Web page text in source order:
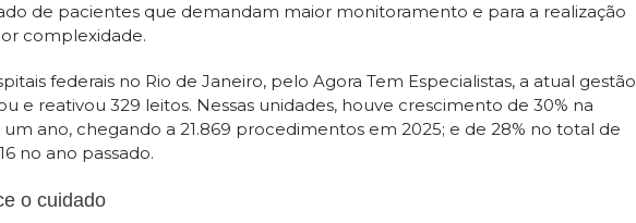
de pacientes que demandam maior monitoramento e para a realização
complexidade.
federais no Rio de Janeiro, pelo Agora Tem Especialistas, a atual gestão
e reativou 329 leitos. Nessas unidades, houve crescimento de 30% na
ano, chegando a 21.869 procedimentos em 2025; e de 28% no total de
no ano passado.
o cuidado